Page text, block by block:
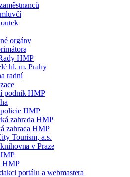
orgány
HMP
hl. m. Prahy
radní
podnik HMP
HMP
zahrada HMP
zahrada HMP
Tourism, a.s.
v Praze
HMP
portálu a webmastera